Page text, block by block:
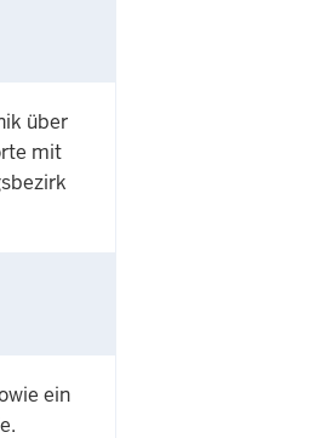
über
mit
ein